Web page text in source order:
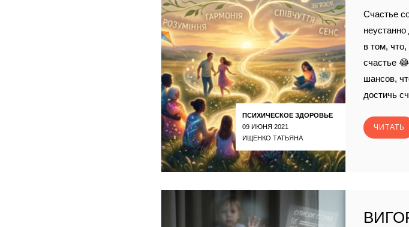
ПСИХИЧЕСКОЕ ЗДОРОВЬЕ
09 ИЮНЯ 2021
ИЩЕНКО ТАТЬЯНА
Счастье
в том,
счастье
шансов,
достичь
ЧИТАТЬ